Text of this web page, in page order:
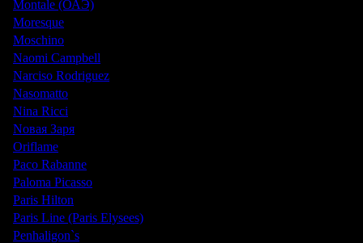
Montale (ОАЭ)
Moresque
Moschino
Naomi Campbell
Narciso Rodriguez
Nasomatto
Nina Ricci
Nовая Заря
Oriflame
Paco Rabanne
Paloma Picasso
Paris Hilton
Paris Line (Paris Elysees)
Penhaligon`s